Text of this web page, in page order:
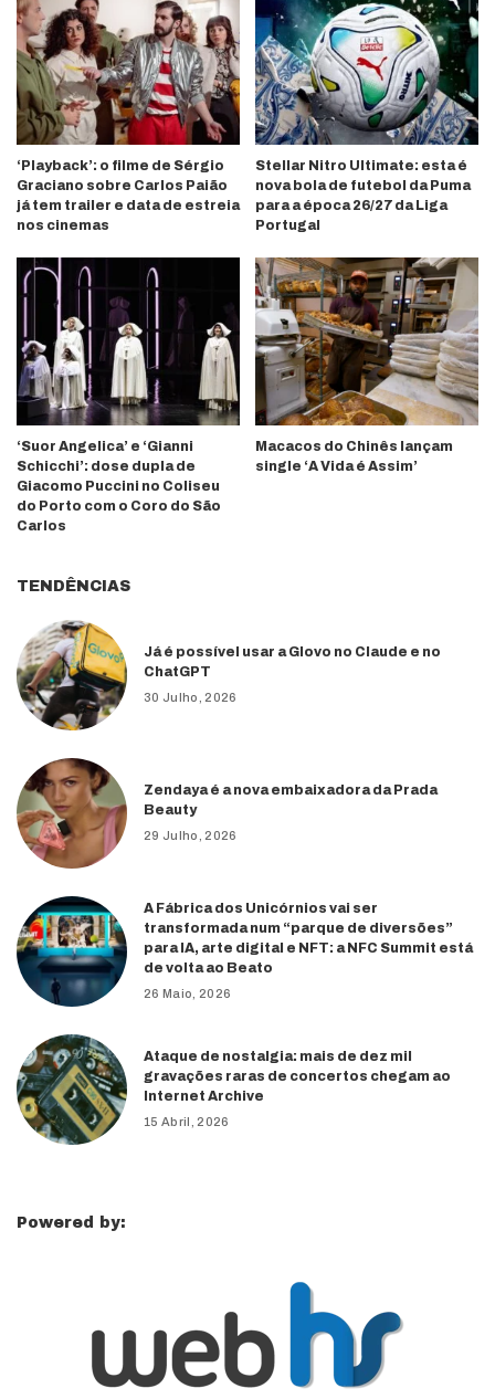
‘Playback’: o filme de Sérgio
Graciano sobre Carlos Paião
já tem trailer e data de estreia
nos cinemas
Stellar Nitro Ultimate: esta é
nova bola de futebol da Puma
para a época 26/27 da Liga
Portugal
‘Suor Angelica’ e ‘Gianni
Schicchi’: dose dupla de
Giacomo Puccini no Coliseu
do Porto com o Coro do São
Carlos
Macacos do Chinês lançam
single ‘A Vida é Assim’
TENDÊNCIAS
Já é possível usar a Glovo no Claude e no
ChatGPT
30 Julho, 2026
Zendaya é a nova embaixadora da Prada
Beauty
29 Julho, 2026
A Fábrica dos Unicórnios vai ser
transformada num “parque de diversões”
para IA, arte digital e NFT: a NFC Summit está
de volta ao Beato
26 Maio, 2026
Ataque de nostalgia: mais de dez mil
gravações raras de concertos chegam ao
Internet Archive
15 Abril, 2026
Powered by: